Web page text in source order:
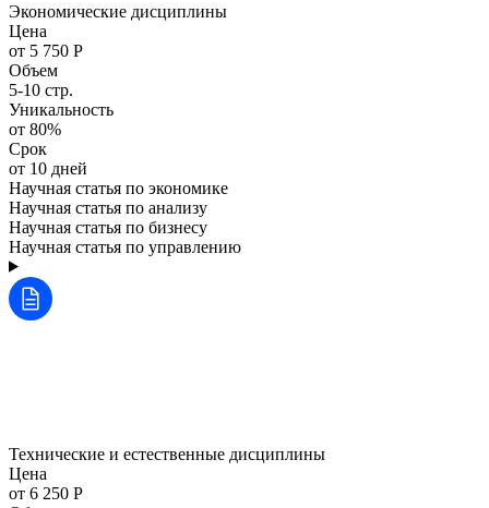
Экономические дисциплины
Цена
от 5 750 Р
Объем
5-10 стр.
Уникальность
от 80%
Срок
от 10 дней
Научная статья по экономике
Научная статья по анализу
Научная статья по бизнесу
Научная статья по управлению
Технические и естественные дисциплины
Цена
от 6 250 Р